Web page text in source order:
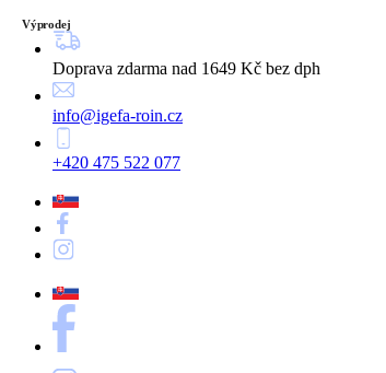
Doprava zdarma nad 1649 Kč bez dph
info@igefa-roin.cz
+420 475 522 077
Výprodej